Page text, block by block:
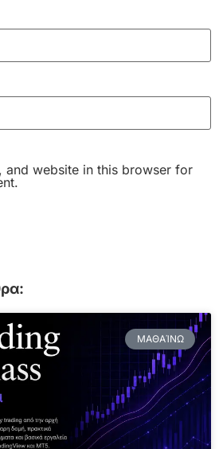
and website in this browser for
ΜΑΘΑΊΝΩ